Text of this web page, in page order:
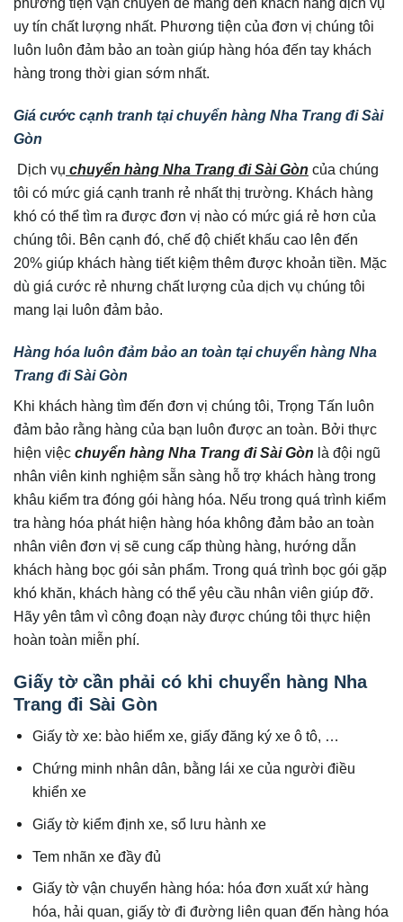
uy tín chất lượng nhất. Phương tiện của đơn vị chúng tôi
luôn luôn đảm bảo an toàn giúp hàng hóa đến tay khách
hàng trong thời gian sớm nhất.
Giá cước cạnh tranh tại chuyển hàng Nha Trang đi Sài
Gòn
Dịch vụ chuyển hàng Nha Trang đi Sài Gòn của chúng
tôi có mức giá cạnh tranh rẻ nhất thị trường. Khách hàng
khó có thể tìm ra được đơn vị nào có mức giá rẻ hơn của
chúng tôi. Bên cạnh đó, chế độ chiết khấu cao lên đến
20% giúp khách hàng tiết kiệm thêm được khoản tiền. Mặc
dù giá cước rẻ nhưng chất lượng của dịch vụ chúng tôi
mang lại luôn đảm bảo.
Hàng hóa luôn đảm bảo an toàn tại chuyển hàng Nha
Trang đi Sài Gòn
Khi khách hàng tìm đến đơn vị chúng tôi, Trọng Tấn luôn
đảm bảo rằng hàng của bạn luôn được an toàn. Bởi thực
hiện việc chuyển hàng Nha Trang đi Sài Gòn là đội ngũ
nhân viên kinh nghiệm sẵn sàng hỗ trợ khách hàng trong
khâu kiểm tra đóng gói hàng hóa. Nếu trong quá trình kiểm
tra hàng hóa phát hiện hàng hóa không đảm bảo an toàn
nhân viên đơn vị sẽ cung cấp thùng hàng, hướng dẫn
khách hàng bọc gói sản phẩm. Trong quá trình bọc gói gặp
khó khăn, khách hàng có thể yêu cầu nhân viên giúp đỡ.
Hãy yên tâm vì công đoạn này được chúng tôi thực hiện
hoàn toàn miễn phí.
Giấy tờ cần phải có khi chuyển hàng Nha
Trang đi Sài Gòn
Giấy tờ xe: bào hiểm xe, giấy đăng ký xe ô tô, …
Chứng minh nhân dân, bằng lái xe của người điều
khiển xe
Giấy tờ kiểm định xe, sổ lưu hành xe
Tem nhãn xe đầy đủ
Giấy tờ vận chuyển hàng hóa: hóa đơn xuất xứ hàng
hóa, hải quan, giấy tờ đi đường liên quan đến hàng hóa